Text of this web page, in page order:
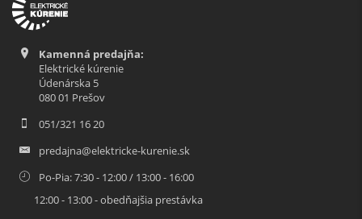
Kamenná predajňa:
Elektrické kúrenie
Údenárska 5
080 01 Prešov
051/321 16 20
predajna@elektricke-kurenie.sk
Po-Pia: 7:30 - 12:00 / 13:00 - 16:00
12:00 - 13:00 - obedňajšia prestávka